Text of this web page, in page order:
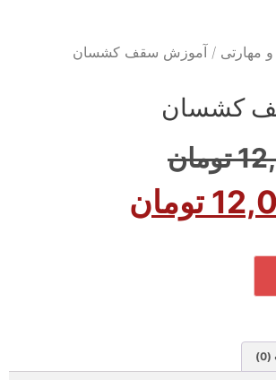
و مهارتی / آموزش سقف کشسان
کشسان
تومان
تومان